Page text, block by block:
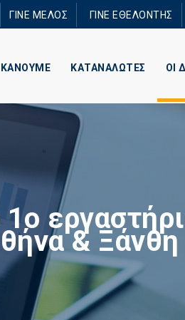
ΓΙΝΕ ΜΕΛΟΣ ΓΙΝΕ ΕΘΕΛΟΝΤΗΣ
ΚΑΝΟΥΜΕ ΚΑΤΑΝΑΛΩΤΕΣ ΟΙ
& Ξάνθη